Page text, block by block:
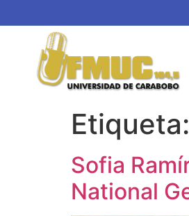
Etiqueta:
Sofia
National